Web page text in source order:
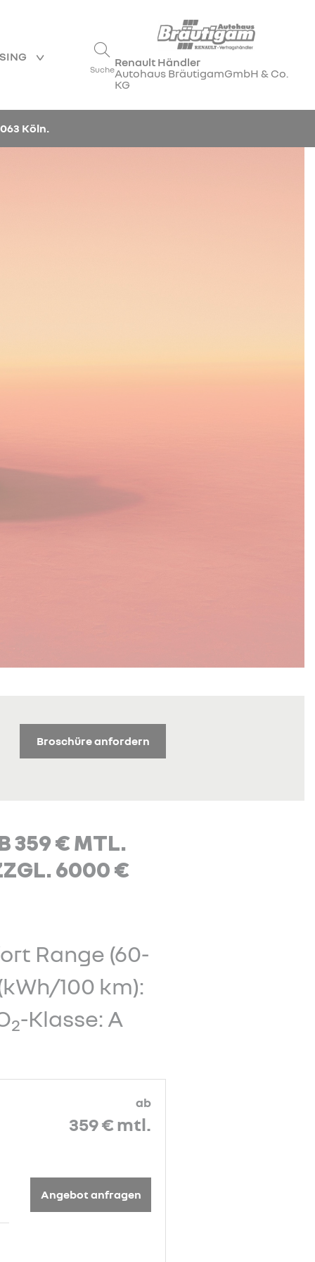
SucheRenault Händler
Autohaus BräutigamGmbH & Co.
KG
Köln.
Broschüre anfordern
359 € MTL.
6000 €
Range (60-
100 km):
2-Klasse: A
ab
359 €mtl.
Angebot anfragen